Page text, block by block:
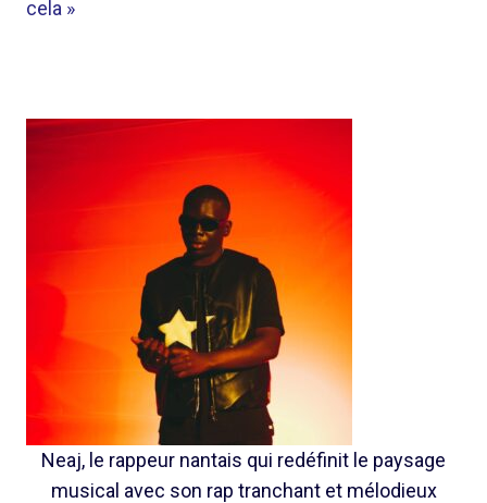
cela »
Neaj, le rappeur nantais qui redéfinit le paysage
musical avec son rap tranchant et mélodieux